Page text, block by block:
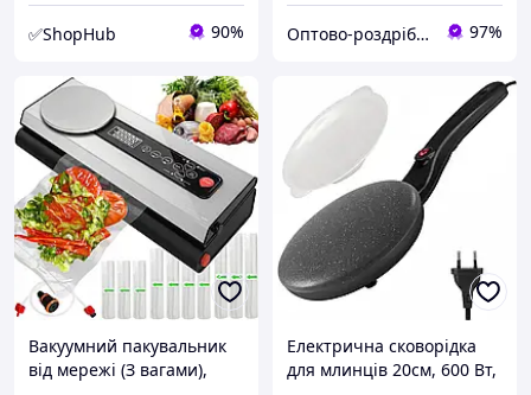
✅ShopHub 90% Оптово-роздрібний інтернет-магазин "NicePrice" 97%
Вакуумний пакувальник
від мережі (З вагами),
Електрична сковорідка
для млинців 20см, 600 Вт,